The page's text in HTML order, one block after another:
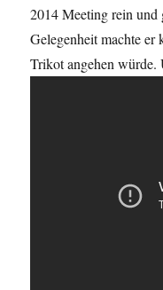
2014 Meeting rein und
Gelegenheit machte
Trikot angehen würde.